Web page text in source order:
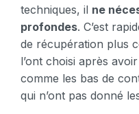
techniques, il ne
profondes. C’est
de récupération plus
l’ont choisi après
comme les bas de
qui n’ont pas donné